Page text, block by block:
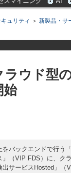
ュリティ ＞ 新製品・サ
ラウド型
始
バックエンドで行う
（VIP FDS）に、ク
サービスHosted」（